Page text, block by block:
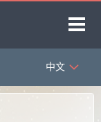
首页
中文